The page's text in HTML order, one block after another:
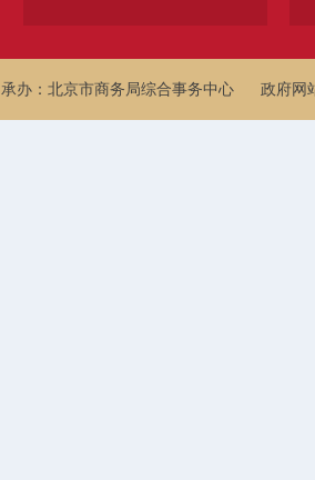
承办：北京市商务局综合事务中心 政府网